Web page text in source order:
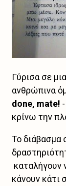
Γύρισα σε
ανθρώπινα
done, mate!
κρίνω την
Το διάβασμα
καταλήγουν
κάνουν κάτι